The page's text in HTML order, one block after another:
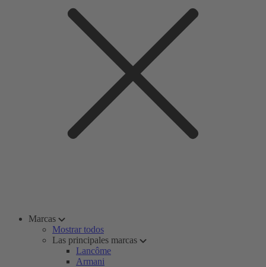
Marcas
Mostrar todos
Las principales marcas
Lancôme
Armani